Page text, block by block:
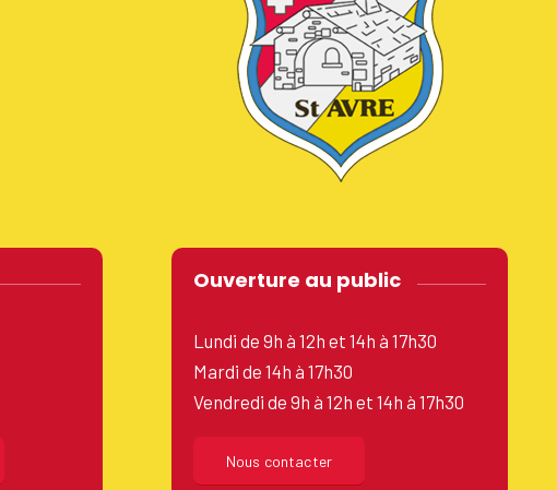
Ouverture au public
Lundi de 9h à 12h et 14h à 17h30
Mardi de 14h à 17h30
Vendredi de 9h à 12h et 14h à 17h30
Nous contacter